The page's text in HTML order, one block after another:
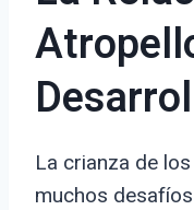
La crianza de
muchos